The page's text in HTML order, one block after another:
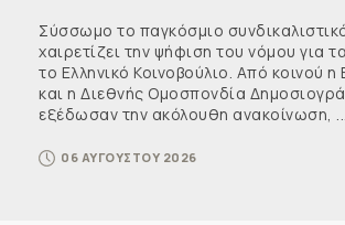
Σύσσωμο το παγκόσμιο
χαιρετίζει την ψήφιση του νόμου για
το Ελληνικό Κοινοβούλιο. Από κοινού
και η Διεθνής Ομοσπονδία
εξέδωσαν την ακόλουθη ανακοίνωση, ...
06 ΑΥΓΟΥΣΤΟΥ 2026